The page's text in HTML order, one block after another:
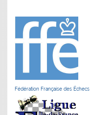
Fédération Française des Échecs